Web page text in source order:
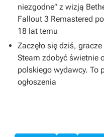
niezgodne” z wizją
Fallout 3 Remastered
18 lat temu
Zaczęło się dziś,
Steam zdobyć świetnie
polskiego wydawcy. To
ogłoszenia